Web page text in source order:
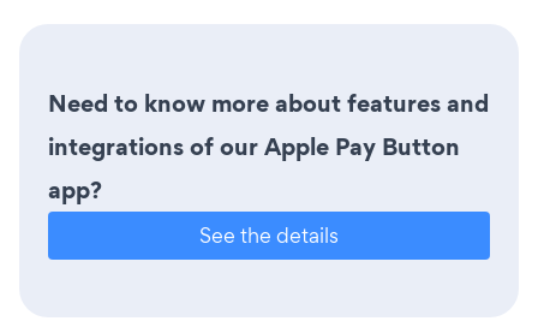
Need to know more about features and
integrations of our Apple Pay Button
app?
See the details